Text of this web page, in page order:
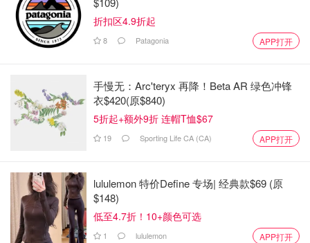
折扣区4.9折起
8 Patagonia APP打开
手慢无：Arc'teryx 再降！Beta AR 绿色冲锋
衣$420(原$840)
5折起+额外9折 连帽T恤$67
19 Sporting Life CA (CA) APP打开
lululemon 特价Define 专场| 经典款$69 (原
$148)
低至4.7折！10+颜色可选
1 lululemon APP打开